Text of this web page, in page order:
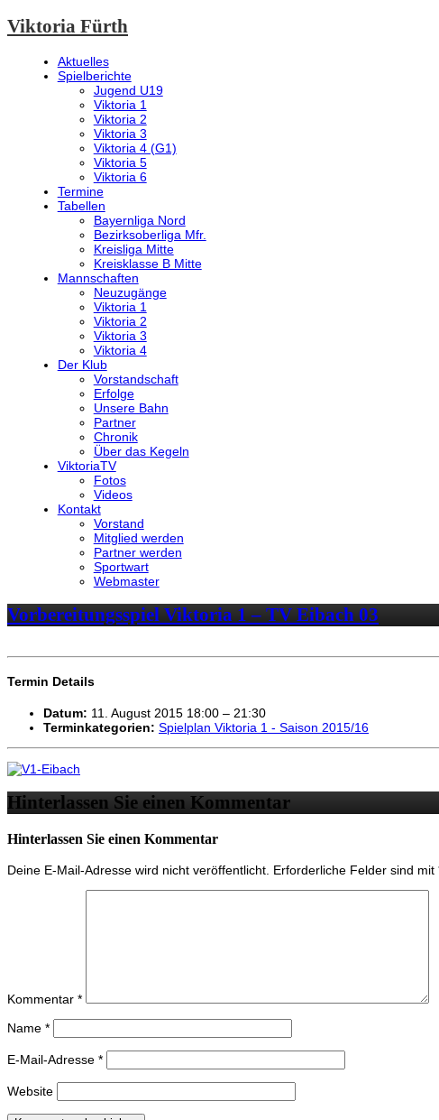
Viktoria Fürth
Aktuelles
Spielberichte
Jugend U19
Viktoria 1
Viktoria 2
Viktoria 3
Viktoria 4 (G1)
Viktoria 5
Viktoria 6
Termine
Tabellen
Bayernliga Nord
Bezirksoberliga Mfr.
Kreisliga Mitte
Kreisklasse B Mitte
Mannschaften
Neuzugänge
Viktoria 1
Viktoria 2
Viktoria 3
Viktoria 4
Der Klub
Vorstandschaft
Erfolge
Unsere Bahn
Partner
Chronik
Über das Kegeln
ViktoriaTV
Fotos
Videos
Kontakt
Vorstand
Mitglied werden
Partner werden
Sportwart
Webmaster
Vorbereitungsspiel Viktoria 1 – TV Eibach 03
Termin Details
Datum: 11. August 2015 18:00 – 21:30
Terminkategorien: Spielplan Viktoria 1 - Saison 2015/16
Hinterlassen Sie einen Kommentar
Hinterlassen Sie einen Kommentar
Deine E-Mail-Adresse wird nicht veröffentlicht. Erforderliche Felder sind mit
Kommentar *
Name *
E-Mail-Adresse *
Website